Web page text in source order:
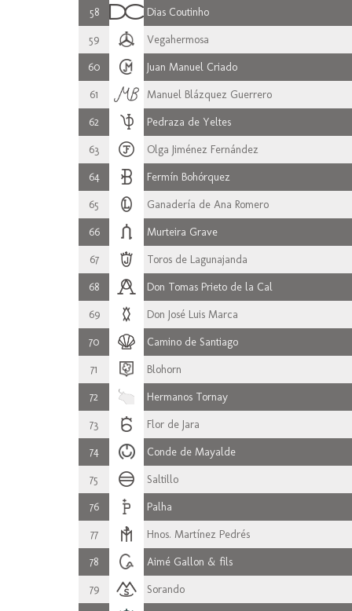
58 Dias Coutinho
59 Vegahermosa
60 Juan Manuel Criado
61 Manuel Blázquez Guerrero
62 Pedraza de Yeltes
63 Olga Jiménez Fernández
64 Fermín Bohórquez
65 Ganadería de Ana Romero
66 Murteira Grave
67 Toros de Lagunajanda
68 Don Tomas Prieto de la Cal
69 Don José Luis Marca
70 Camino de Santiago
71 Blohorn
72 Hermanos Tornay
73 Flor de Jara
74 Conde de Mayalde
75 Saltillo
76 Palha
77 Hnos. Martínez Pedrés
78 Aimé Gallon & fils
79 Sorando